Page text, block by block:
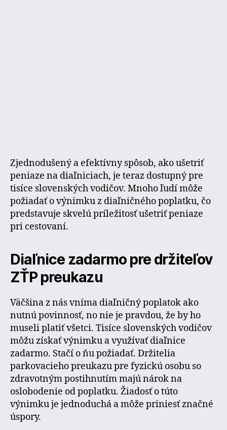
Zjednodušený a efektívny spôsob, ako ušetriť
peniaze na diaľniciach, je teraz dostupný pre
tisíce slovenských vodičov. Mnoho ľudí môže
požiadať o výnimku z diaľničného poplatku, čo
predstavuje skvelú príležitosť ušetriť peniaze
pri cestovaní.
Diaľnice zadarmo pre držiteľov
ZŤP preukazu
Väčšina z nás vníma diaľničný poplatok ako
nutnú povinnosť, no nie je pravdou, že by ho
museli platiť všetci. Tisíce slovenských vodičov
môžu získať výnimku a využívať diaľnice
zadarmo. Stačí o ňu požiadať. Držitelia
parkovacieho preukazu pre fyzickú osobu so
zdravotným postihnutím majú nárok na
oslobodenie od poplatku. Žiadosť o túto
výnimku je jednoduchá a môže priniesť značné
úspory.